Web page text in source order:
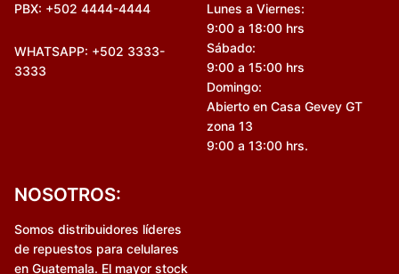
PBX: +502 4444-4444
WHATSAPP: +502 3333-
3333
Lunes a Viernes:
9:00 a 18:00 hrs
Sábado:
9:00 a 15:00 hrs
Domingo:
Abierto en Casa Gevey GT
zona 13
9:00 a 13:00 hrs.
NOSOTROS:
Somos distribuidores líderes
de repuestos para celulares
en Guatemala. El mayor stock